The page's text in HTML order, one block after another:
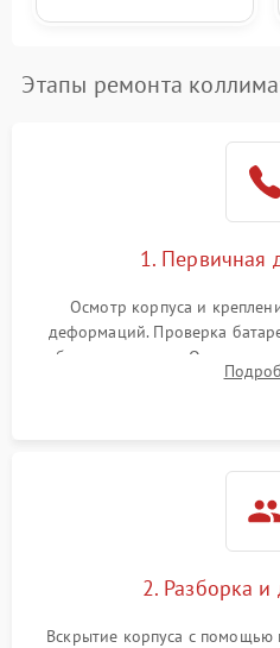
Этапы ремонта
1. Первичная
Осмотр корпуса и
деформаций. Проверка
работы излучателя. Оценка
марки на разных
2. Разборка и
Вскрытие корпуса с помощью